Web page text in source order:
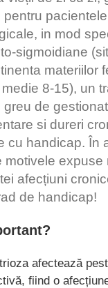
in mod
sigmoidiane
materiilor
8-15), un
de
si dureri
cu handicap. În
motivele expuse
afecțiuni
de handicap!
afectează
fiind o